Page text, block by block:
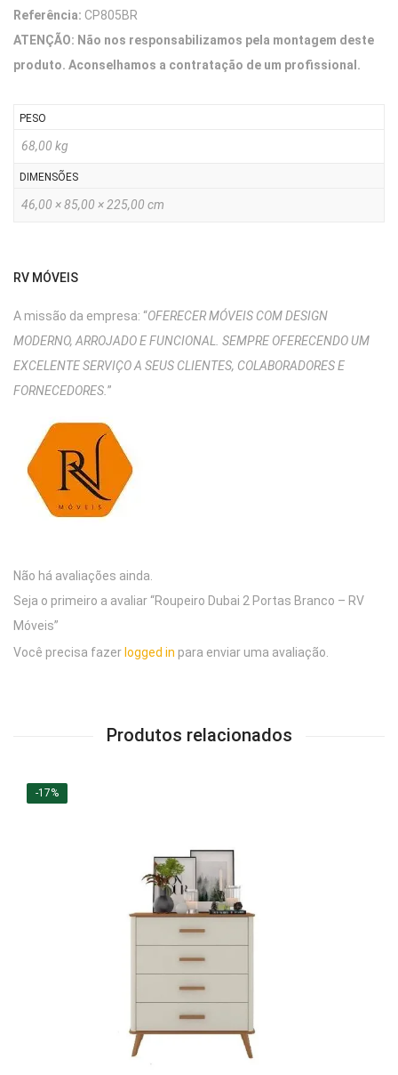
Referência: CP805BR
ATENÇÃO: Não nos responsabilizamos pela montagem deste
produto. Aconselhamos a contratação de um profissional.
PESO
68,00 kg
DIMENSÕES
46,00 × 85,00 × 225,00 cm
RV MÓVEIS
A missão da empresa: “OFERECER MÓVEIS COM DESIGN
MODERNO, ARROJADO E FUNCIONAL. SEMPRE OFERECENDO UM
EXCELENTE SERVIÇO A SEUS CLIENTES, COLABORADORES E
FORNECEDORES. ”
Não há avaliações ainda.
Seja o primeiro a avaliar “Roupeiro Dubai 2 Portas Branco – RV
Móveis”
Você precisa fazer logged in para enviar uma avaliação.
Produtos relacionados
-17%